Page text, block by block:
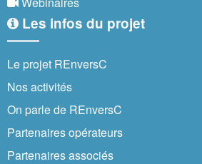
Les infos du projet
Le projet REnversC
Nos activités
On parle de REnversC
Partenaires opérateurs
Partenaires associés